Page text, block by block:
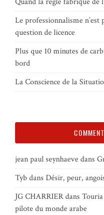
Le professionnalisme n’est
question de licence
Plus que 10 minutes de
bord
La Conscience de la
jean paul seynhaevedans
Tybdans Désir, peur,
JG CHARRIERdans
pilote du monde arabe